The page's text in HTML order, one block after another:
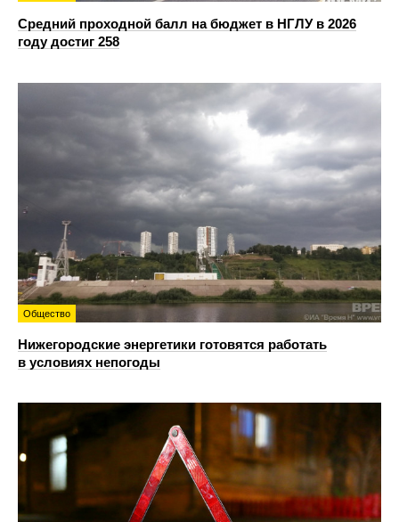
Средний проходной балл на бюджет в НГЛУ в 2026
году достиг 258
Общество
Нижегородские энергетики готовятся работать
в условиях непогоды